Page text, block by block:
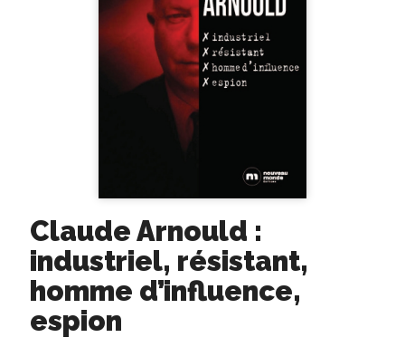
Claude Arnould :
industriel, résistant,
homme d’influence,
espion